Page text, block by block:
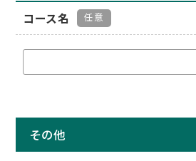
コース名 任意
その他